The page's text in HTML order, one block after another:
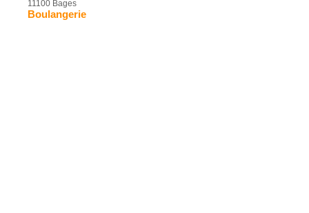
11100 Bages
Boulangerie